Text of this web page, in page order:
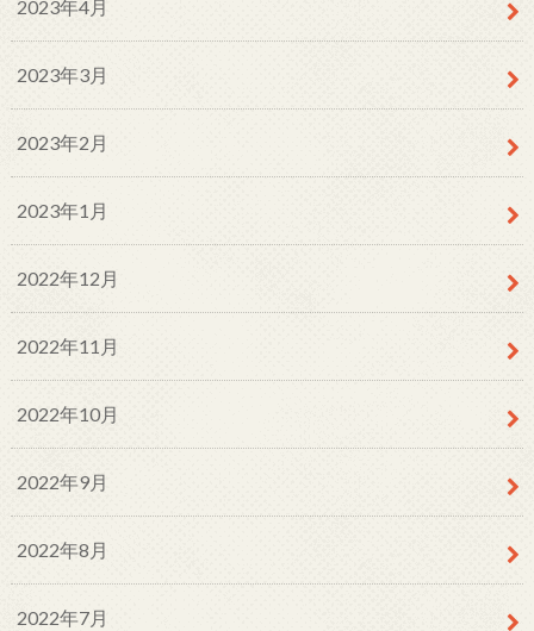
2023年4月
2023年3月
2023年2月
2023年1月
2022年12月
2022年11月
2022年10月
2022年9月
2022年8月
2022年7月